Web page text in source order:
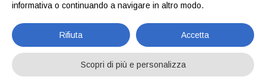
AREA RISERVATA
Area riservata
informativa o continuando a navigare in altro modo.
Rifiuta Accetta
Scopri di più e personalizza